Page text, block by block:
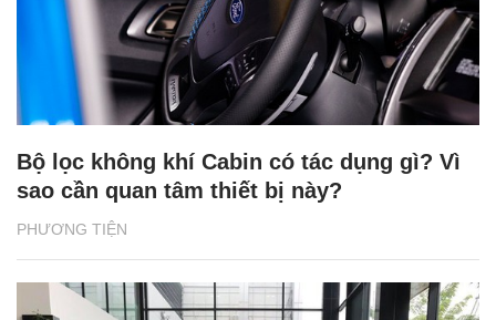
PHƯƠNG TIỆN
Những mẫu tay ga giá rẻ nào tốt nhất hiện
nay?